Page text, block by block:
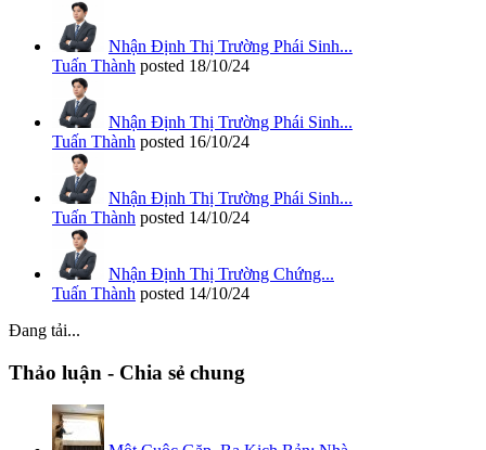
Nhận Định Thị Trường Phái Sinh...
Tuấn Thành posted 18/10/24
Nhận Định Thị Trường Phái Sinh...
Tuấn Thành posted 16/10/24
Nhận Định Thị Trường Phái Sinh...
Tuấn Thành posted 14/10/24
Nhận Định Thị Trường Chứng...
Tuấn Thành posted 14/10/24
Đang tải...
Thảo luận - Chia sẻ chung